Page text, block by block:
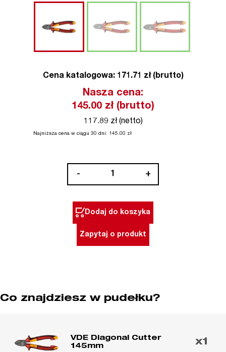
Cena katalogowa: 171.71 zł (brutto)
Nasza cena:
145.00 zł (brutto)
117.89 zł (netto)
Najniższa cena w ciągu 30 dni: 145.00 zł
-
do
cięcia
bocznego
+
Dodaj do koszyka
Zapytaj o produkt
Co znajdziesz w pudełku?
VDE Diagonal Cutter
145mm
x1